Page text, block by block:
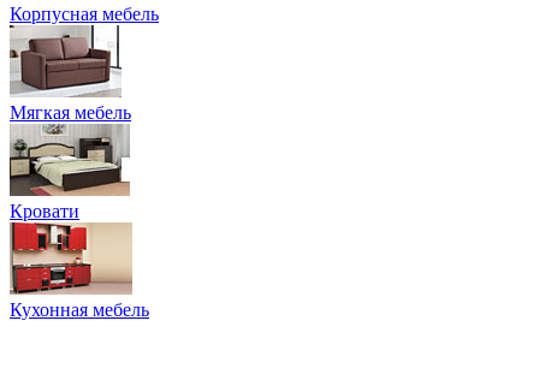
Корпусная мебель
Мягкая мебель
Кровати
Кухонная мебель